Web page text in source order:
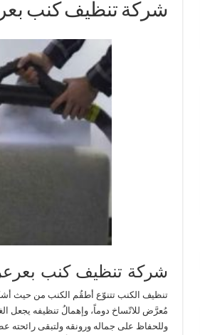
شركة تنظيف كنب
شركة تنظيف كنب
تنظيف الكنب تتنوّع أطقُم الكنب من حيث
مُعرَّض للاتّساخ دوماً، وإهمالُ تنظيفه يجعل
وللحفاظ على جماله ورونقه ولتبقى